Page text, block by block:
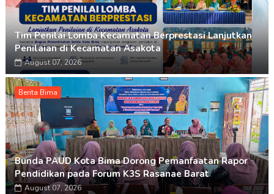
Tim Penilai Lomba Kecamatan Berprestasi Lanjutkan
Penilaian di Kecamatan Asakota
August 07, 2026
Berita Bima
Bunda PAUD Kota Bima Dorong Pemanfaatan Rapor
Pendidikan pada Forum K3S Rasanae Barat
August 07, 2026